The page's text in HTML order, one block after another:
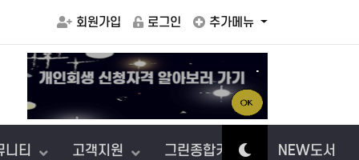
회원가입 로그인 추가메뉴
보상
.
니티 고객지원 그린종합카센터 NEW도서